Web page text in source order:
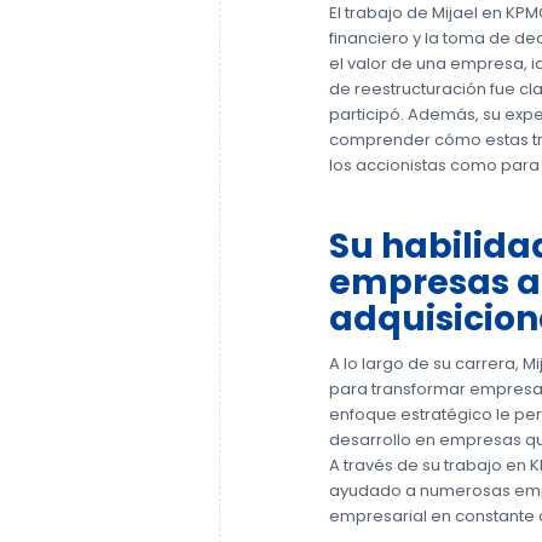
El trabajo de Mijael en
financiero y la toma de
el valor de una empresa,
de reestructuración fue
participó. Además, su
comprender cómo estas
los accionistas como
Su
empresas
A lo largo de su carrera,
para transformar
enfoque estratégico le
desarrollo en empresas
A través de su trabajo en
ayudado a numerosas
empresarial en constante